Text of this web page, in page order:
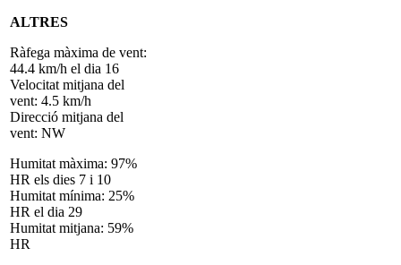
ALTRES
Ràfega màxima de vent:
44.4 km/h el dia 16
Velocitat mitjana del
vent: 4.5 km/h
Direcció mitjana del
vent: NW
Humitat màxima: 97%
HR els dies 7 i 10
Humitat mínima: 25%
HR el dia 29
Humitat mitjana: 59%
HR